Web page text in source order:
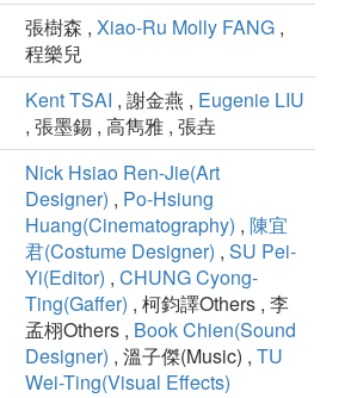
張樹森 , Xiao-Ru Molly FANG ,
程樂兒
Kent TSAI , 謝金燕 , Eugenie LIU
, 張墨錫 , 高雋雅 , 張垚
Nick Hsiao Ren-Jie(Art
Designer) , Po-Hsiung
Huang(Cinematography) , 陳宜
君(Costume Designer) , SU Pei-
Yi(Editor) , CHUNG Cyong-
Ting(Gaffer) , 柯鈞譯Others , 李
孟栩Others , Book Chien(Sound
Designer) , 溫子傑(Music) , TU
Wei-Ting(Visual Effects)